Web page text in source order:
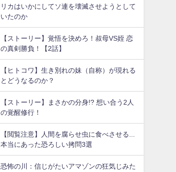
リカはいかにしてソ連を壊滅させようとして
いたのか
【ストーリー】覚悟を決めろ！叔母VS姪 恋
の真剣勝負！【2話】
【ヒトコワ】生き別れの妹（自称）が現れる
とどうなるのか？
【ストーリー】まさかの分身!? 想い合う2人
の覚醒修行！
【閲覧注意】人間を腐らせ虫に食べさせる...
本当にあった恐ろしい拷問3選
恐怖の川：信じがたいアマゾンの狂気じみた